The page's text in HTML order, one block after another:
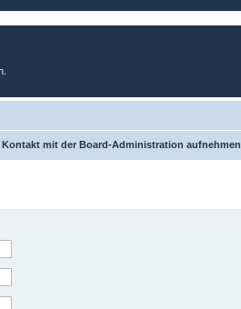
Kontakt mit der Board-Administration aufnehmen